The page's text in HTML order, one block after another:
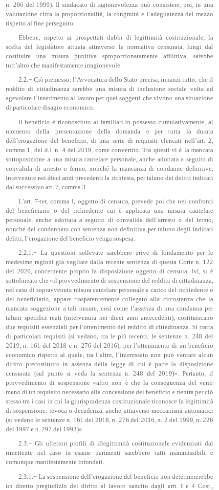
n. 206 del 1999). Il sindacato di ragionevolezza può consistere, poi, in una
valutazione circa la proporzionalità, la congruità e l’adeguatezza del mezzo
rispetto al fine perseguito.
Ebbene, rispetto ai prospettati dubbi di legittimità costituzionale, la
scelta del legislatore attuata attraverso la normativa censurata, lungi dal
costituire una misura punitiva sproporzionatamente afflittiva, sarebbe
tutt’altro che manifestamente irragionevole.
2.2.− Ciò premesso, l’Avvocatura dello Stato precisa, innanzi tutto, che il
reddito di cittadinanza sarebbe una misura di inclusione sociale volta ad
agevolare l’inserimento al lavoro per quei soggetti che vivono una situazione
di particolare disagio economico.
Il beneficio è riconosciuto ai familiari in possesso cumulativamente, al
momento della presentazione della domanda e per tutta la durata
dell’erogazione del beneficio, di una serie di requisiti elencati nell’art. 2,
comma 1, del d.l. n. 4 del 2019, come convertito. Tra questi vi è la mancata
sottoposizione a una misura cautelare personale, anche adottata a seguito di
convalida di arresto o fermo, nonché la mancanza di condanne definitive,
intervenute nei dieci anni precedenti la richiesta, per taluno dei delitti indicati
dal successivo art. 7, comma 3.
L’art. 7-ter, comma l, oggetto di censura, prevede poi che nei confronti
del beneficiario o del richiedente cui è applicata una misura cautelare
personale, anche adottata a seguito di convalida dell’arresto o del fermo,
nonché del condannato con sentenza non definitiva per taluno degli indicati
delitti, l’erogazione del beneficio venga sospesa.
2.2.1.− La questioni sollevate sarebbero prive di fondamento per le
medesime ragioni già vagliate dalla recente sentenza di questa Corte n. 122
del 2020, concernente proprio la disposizione oggetto di censura. Ivi, si è
sottolineato che «il provvedimento di sospensione del reddito di cittadinanza,
nel caso di sopravvenuta misura cautelare personale a carico del richiedente o
del beneficiario, appare trasparentemente collegato alla circostanza che la
mancata soggezione a tali misure, così come l’assenza di una condanna per
taluni specifici reati (intervenuta nei dieci anni antecedenti), costituiscano
due requisiti essenziali per l’ottenimento del reddito di cittadinanza. Si tratta
di particolari requisiti (si vedano, tra le più recenti, le sentenze n. 248 del
2019, n. 161 del 2018 e n. 276 del 2016), per l’ottenimento di un beneficio
economico rispetto al quale, tra l’altro, l’interessato non può vantare alcun
diritto precostituito in assenza della legge di cui è parte la disposizione
censurata (sul punto si veda la sentenza n. 248 del 2019)». Pertanto, il
provvedimento di sospensione «altro non è che la conseguenza del venir
meno di un requisito necessario alla concessione del beneficio e rientra per ciò
stesso tra i casi in cui la giurisprudenza costituzionale riconosce la legittimità
di sospensione, revoca o decadenza, anche attraverso meccanismi automatici
(si vedano le sentenze n. 161 del 2018, n. 276 del 2016, n. 2 del 1999, n. 226
del 1997 e n. 297 del 1993)».
2.3.− Gli ulteriori profili di illegittimità costituzionale evidenziati dal
rimettente nel caso in esame parimenti sarebbero tutti inammissibili e
comunque manifestamente infondati.
2.3.1.− La sospensione dell’erogazione del beneficio non determinerebbe
un diretto pregiudizio del diritto al lavoro sancito dagli artt. l e 4 Cost.,